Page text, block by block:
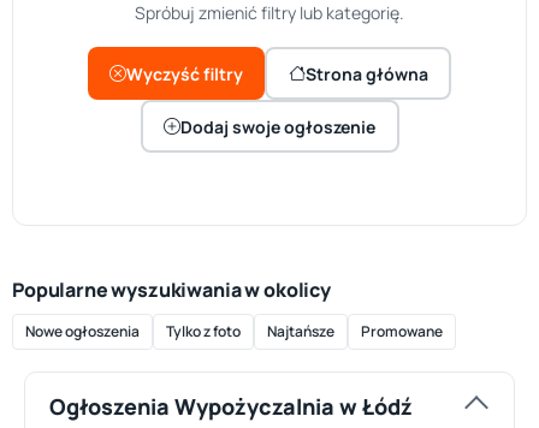
Spróbuj zmienić filtry lub kategorię.
Wyczyść filtry Strona główna
Dodaj swoje ogłoszenie
Popularne wyszukiwania w okolicy
Nowe ogłoszenia Tylko z foto Najtańsze Promowane
Ogłoszenia Wypożyczalnia w Łódź